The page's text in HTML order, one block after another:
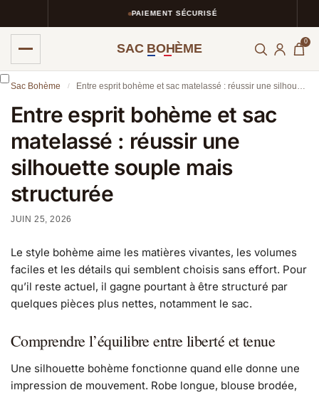
PAIEMENT SÉCURISÉ
SAC BOHÈME 0
Sac Bohème / Entre esprit bohème et sac matelassé : réussir une silhouette souple mais structurée
Entre esprit bohème et sac
matelassé : réussir une
silhouette souple mais
structurée
JUIN 25, 2026
Le style bohème aime les matières vivantes, les volumes
faciles et les détails qui semblent choisis sans effort. Pour
qu’il reste actuel, il gagne pourtant à être structuré par
quelques pièces plus nettes, notamment le sac.
Comprendre l’équilibre entre liberté et tenue
Une silhouette bohème fonctionne quand elle donne une
impression de mouvement. Robe longue, blouse brodée,